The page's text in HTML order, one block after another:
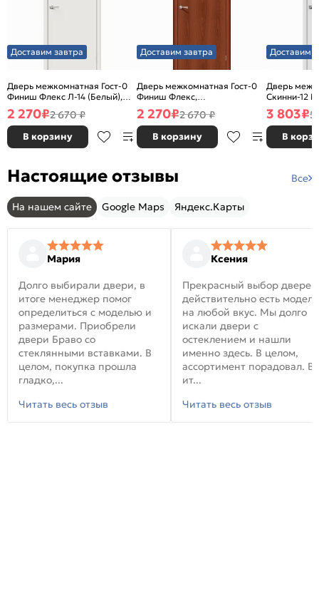
Доставим завтра
Дверь межкомнатная Гост-0
Финиш Флекс Л-14 (Белый),
глухая, каркасно-щитовая
2 270₽2 670 ₽
В корзину
Доставим завтра
Дверь межкомнатная Гост-0
Финиш Флекс,
Ламинированные Л-11
(ИталОрех), глухая, каркасно-
щитовая
2 270₽2 670 ₽
В корзину
Доставим
Дверь
Скинни-12
глухая,
3 803₽5
В
Настоящие отзывы Все
На нашем сайте Google Maps Яндекс.Карты
Мария
Долго выбирали двери, в
итоге менеджер помог
определиться с моделью и
размерами. Приобрели
двери Браво со
стеклянными вставками. В
целом, покупка прошла
гладко,...
Читать весь отзыв
Ксения
Прекрасный выбор
действительно есть модели
на любой вкус. Мы долго
искали двери с
остеклением и нашли
именно здесь. В целом,
ассортимент порадовал. В
ит...
Читать весь отзыв